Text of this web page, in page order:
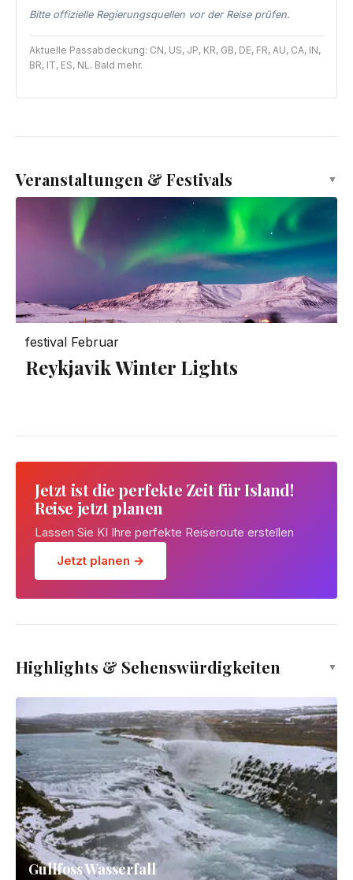
Bitte offizielle Regierungsquellen vor der Reise prüfen.
Aktuelle Passabdeckung: CN, US, JP, KR, GB, DE, FR, AU, CA, IN,
BR, IT, ES, NL. Bald mehr.
Veranstaltungen & Festivals ▼
festival Februar
Reykjavik Winter Lights
Jetzt ist die perfekte Zeit für Island!
Reise jetzt planen
Lassen Sie KI Ihre perfekte Reiseroute erstellen
Jetzt planen →
Highlights & Sehenswürdigkeiten ▼
Gullfoss Wasserfall